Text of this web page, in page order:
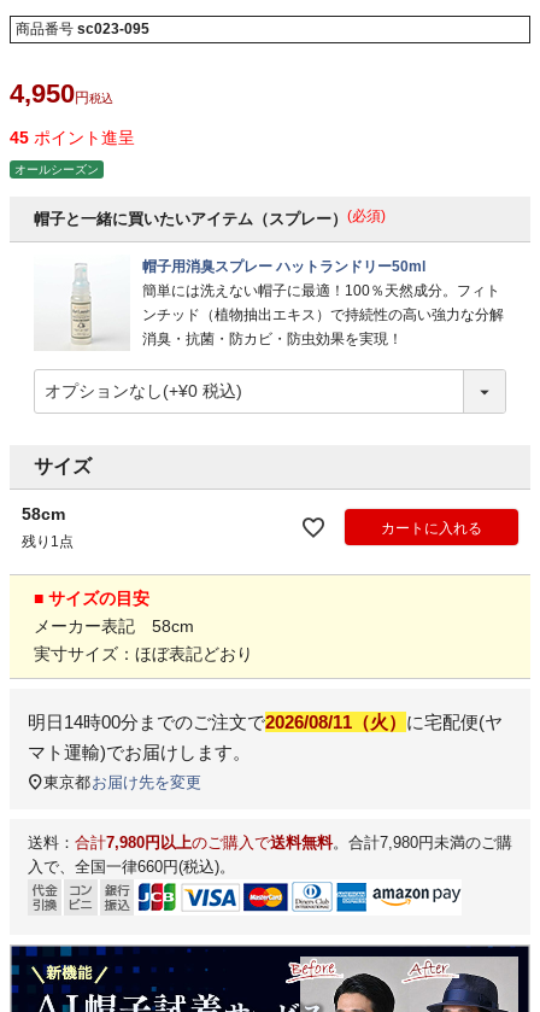
商品番号 sc023-095
4,950 税込
45 ポイント進呈
オールシーズン
帽子と一緒に買いたいアイテム（スプレー） (必須)
帽子用消臭スプレー ハットランドリー50ml
簡単には洗えない帽子に最適！100％天然成分。フィト
ンチッド（植物抽出エキス）で持続性の高い強力な分解
消臭・抗菌・防カビ・防虫効果を実現！
サイズ
58cm
残り1点
カートに入れる
■ サイズの目安
メーカー表記 58cm
実寸サイズ：ほぼ表記どおり
明日14時00分 までのご注文で2026/08/11（火） に宅配便(ヤ
マト運輸)でお届けします。
東京都お届け先を変更
送料： 合計7,980円以上のご購入で送料無料。合計7,980円未満のご購
入で、全国一律660円(税込)。